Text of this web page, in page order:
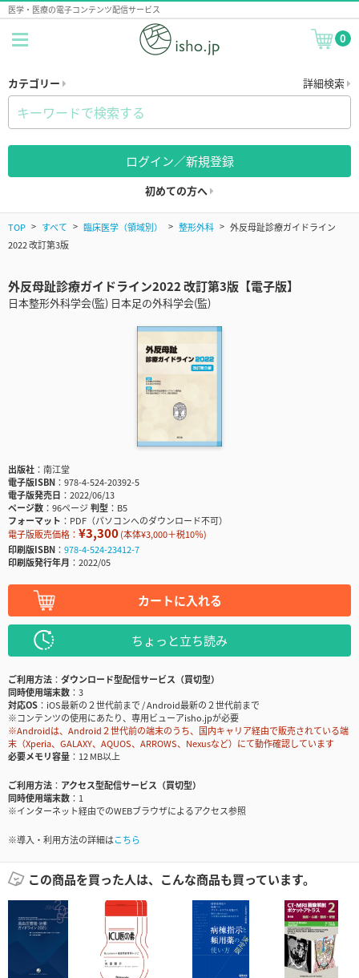
医学・医療の電子コンテンツ配信サービス
0
カテゴリー 詳細検索
ログイン／新規登録
初めての方へ
TOP すべて 臨床医学（領域別） 整形外科
外反母趾診療ガイドライン
2022 改訂第3版
外反母趾診療ガイドライン2022 改訂第3版【電子版】
日本整形外科学会(監) 日本足の外科学会(監)
出版社
南江堂
電子版ISBN
978-4-524-20392-5
電子版発売日
2022/06/13
ページ数
96ページ判型
B5
フォーマット
PDF（パソコンへのダウンロード不可）
電子版販売価格： ¥3,300(本体¥3,000＋税10％)
印刷版ISBN
978-4-524-23412-7
印刷版発行年月
2022/05
カートに入れる
ちょっと立ち読み
ご利用方法
ダウンロード型配信サービス（買切型）
同時使用端末数
3
対応OS
iOS最新の２世代前まで / Android最新の２世代前まで
※コンテンツの使用にあたり、専用ビューアisho.jpが必要
※Androidは、Android２世代前の端末のうち、国内キャリア経由で販売されている端
末（Xperia、GALAXY、AQUOS、ARROWS、Nexusなど）にて動作確認しています
必要メモリ容量
12 MB以上
ご利用方法
アクセス型配信サービス（買切型）
同時使用端末数
1
※インターネット経由でのWEBブラウザによるアクセス参照
※導入・利用方法の詳細はこちら
この商品を買った人は、こんな商品も買っています。